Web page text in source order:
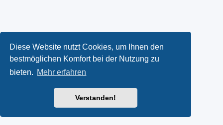
Diese Website nutzt Cookies, um Ihnen den
bestmöglichen Komfort bei der Nutzung zu
bieten. Mehr erfahren
Verstanden!